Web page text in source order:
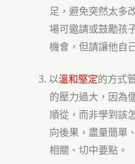
足，避免突然太多
場可邀請或鼓勵孩
機會，但請讓他自
3. 以溫和堅定的方式
的壓力過大，因為
順從，而非學到該
向後果，盡量簡單、
相關 、切中要點。